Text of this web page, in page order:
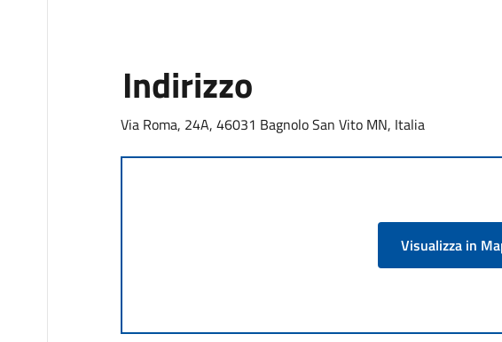
Indirizzo
Via Roma, 24A, 46031 Bagnolo San Vito MN, Italia
Visualizza in